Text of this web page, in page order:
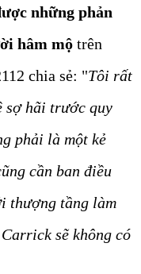
những phản
hâm mộ trên
chia sẻ: "Tôi rất
sợ hãi trước quy
phải là một kẻ
cần ban điều
thượng tầng làm
sẽ không có